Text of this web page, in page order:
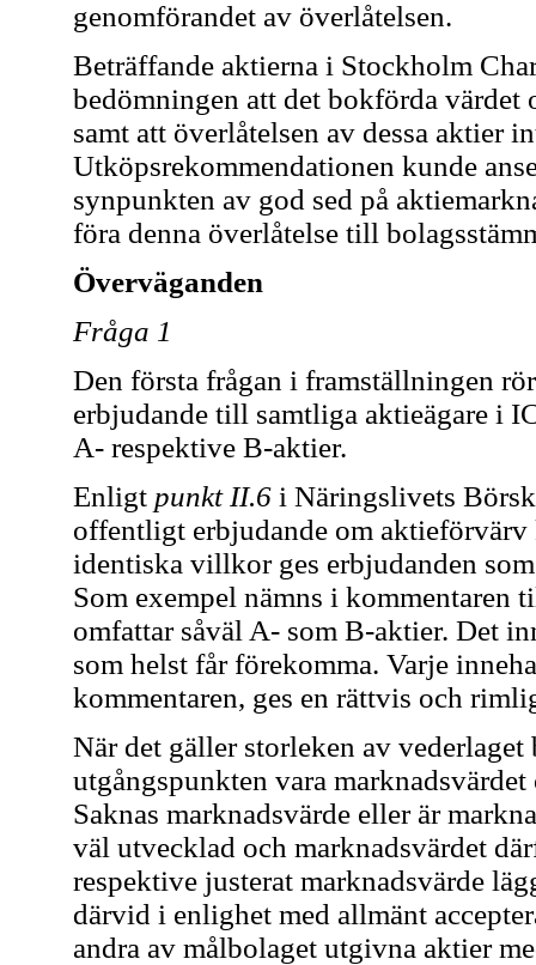
genomförandet av överlåtelsen.
Beträffande aktierna i Stockholm
bedömningen att det bokförda
samt att överlåtelsen av dessa aktier
Utköpsrekommendationen kunde
synpunkten av god sed på
föra denna överlåtelse till
Överväganden
Fråga 1
Den första frågan i framställningen
erbjudande till samtliga aktieägare i
A- respektive B-aktier.
Enligt punkt II.6 i Näringslivets
offentligt erbjudande om
identiska villkor ges erbjudanden
Som exempel nämns i kommentaren
omfattar såväl A- som B-aktier. Det
som helst får förekomma. Varje
kommentaren, ges en rättvis och
När det gäller storleken av
utgångspunkten vara
Saknas marknadsvärde eller är
väl utvecklad och marknadsvärdet
respektive justerat marknadsvärde
därvid i enlighet med allmänt
andra av målbolaget utgivna aktier